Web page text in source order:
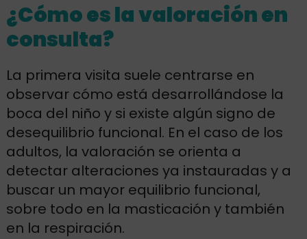
¿Cómo es la valoración en
consulta?
La primera visita suele centrarse en
observar cómo está desarrollándose la
boca del niño y si existe algún signo de
desequilibrio funcional. En el caso de los
adultos, la valoración se orienta a
detectar alteraciones ya instauradas y a
buscar un mayor equilibrio funcional,
sobre todo en la masticación y también
en la respiración.